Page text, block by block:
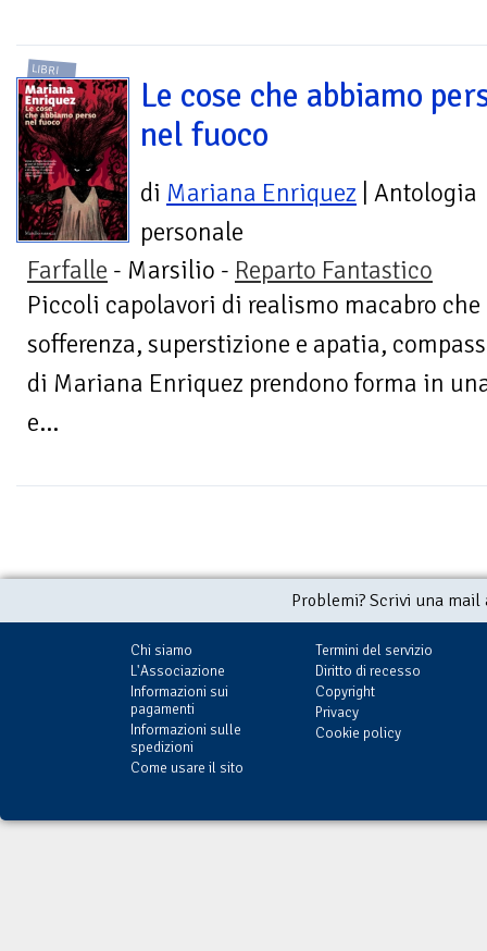
LIBRI
Le cose che abbiamo
nel fuoco
di Mariana Enriquez | Antologia
personale
Farfalle - Marsilio - Reparto Fantastico
Piccoli capolavori di realismo macabro che
sofferenza, superstizione e apatia,
di Mariana Enriquez prendono forma in
e...
Problemi? Scrivi una
Chi siamo
L'Associazione
Informazioni sui
pagamenti
Informazioni sulle
spedizioni
Come usare il sito
Termini del servizio
Diritto di recesso
Copyright
Privacy
Cookie policy